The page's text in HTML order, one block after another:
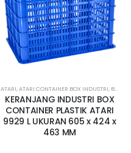
BOKS KONTAINER INDUSTRI,BOX CONTAINER
ATARI,ATARI CONTAINER BOX INDUSTRI, BOKS KONTAINER INDUSTRI
KERANJANG INDUSTRI BOX
CONTAINER PLASTIK ATARI
9929 L UKURAN 605 x 424 x
463 MM